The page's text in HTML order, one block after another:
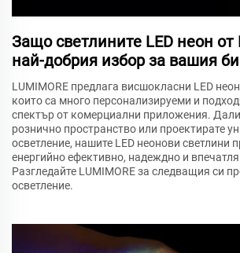
Защо светлините LED неон от
най-добрия избор за вашия
LUMIMORE предлага висшокласни LED
които са много персонализируеми и
спектър от комерциални приложения.
рознично пространство или проектирате
осветление, нашите LED неонови светлини
енергийно ефективно, надеждно и
Разгледайте LUMIMORE за следващия си
осветление.